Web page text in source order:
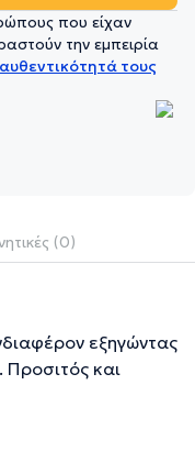
που είχαν
την εμπειρία
τους
(0)
εξηγώντας
Προσιτός και